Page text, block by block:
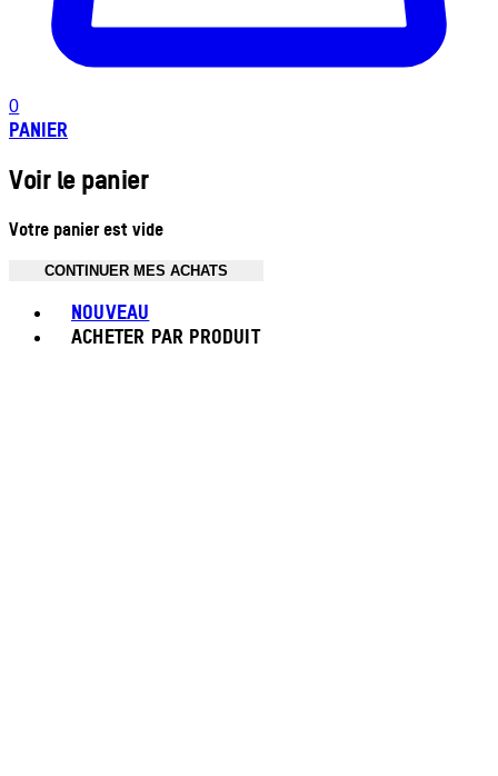
0
PANIER
Voir le panier
Votre panier est vide
CONTINUER MES ACHATS
NOUVEAU
ACHETER PAR PRODUIT